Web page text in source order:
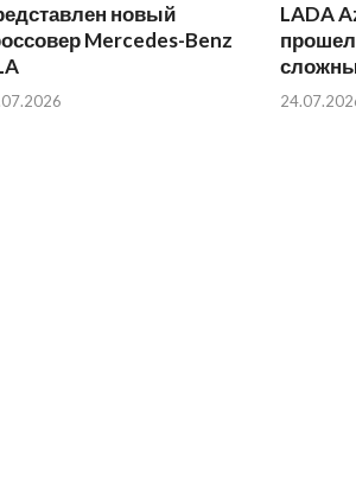
новый
Mercedes-Benz
LADA